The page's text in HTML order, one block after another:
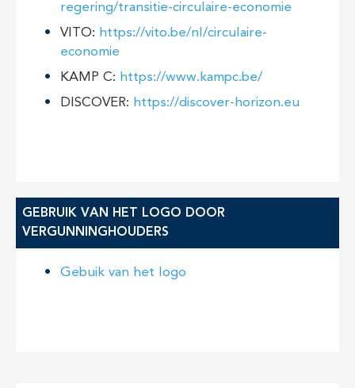
regering/transitie-circulaire-economie
VITO: https://vito.be/nl/circulaire-
economie
KAMP C: https://www.kampc.be/
DISCOVER: https://discover-horizon.eu
GEBRUIK VAN HET LOGO DOOR
VERGUNNINGHOUDERS
Gebuik van het logo